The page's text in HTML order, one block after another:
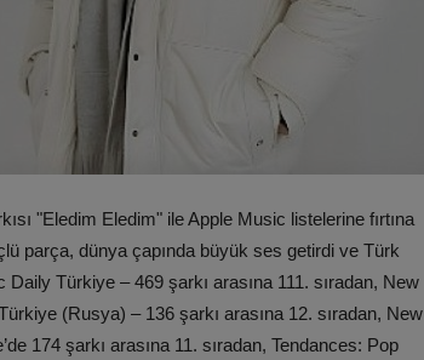
"Eledim Eledim" ile Apple Music listelerine fırtına
parça, dünya çapında büyük ses getirdi ve Türk
Türkiye – 469 şarkı arasına 111. sıradan, New
(Rusya) – 136 şarkı arasına 12. sıradan, New
174 şarkı arasına 11. sıradan, Tendances: Pop